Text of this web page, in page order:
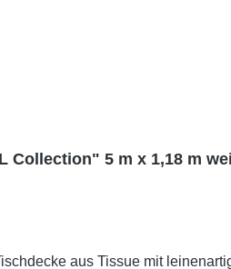
Collection" 5 m x 1,18 m